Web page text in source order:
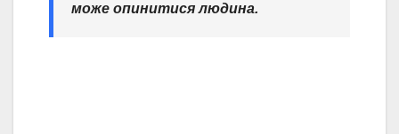
може опинитися людина.